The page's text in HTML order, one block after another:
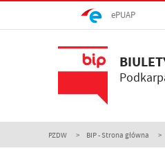
ePUAP
PZDW BIP - Strona główna